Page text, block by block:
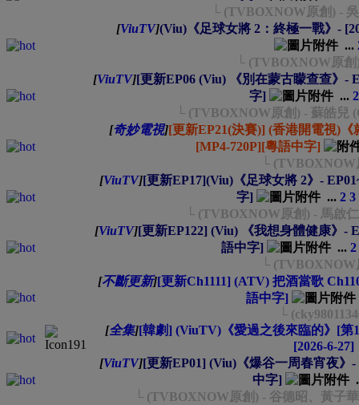
└ (TVBOXNOW原創) -
[ViuTV](Viu)《足球女將 2：終極一戰》-
...
└ (TVBOXNOW原創
[ViuTV][更新EP06 (Viu) 《別在蒙古矇查查》-
字]
... 2
└ (TVBOXNOW原創) - 蘇皓兒
[奇妙電視][更新EP21(決賽)] (香港開電視)《
[MP4-720P][粵語中字]
└ (TVBOXNOW
[ViuTV][更新EP17](Viu)《足球女將 2》-
字]
... 2 3
└ (TVBOXNOW原創) - 馬啟
[ViuTV][更新EP122] (Viu) 《我想身體健康》-
語中字]
... 2
└ (TVBOXNOW
[不斷更新][更新Ch1111] (ATV) 把酒當歌
語中字]
└
[全集][韓劇] (ViuTV)《愛過之後來臨的》[第
[2026-6-27]
[ViuTV][更新EP01] (Viu)《爆谷一周春宵夜》-
中字]
└ (TVBOXNOW原創) - 谷德昭、黃子